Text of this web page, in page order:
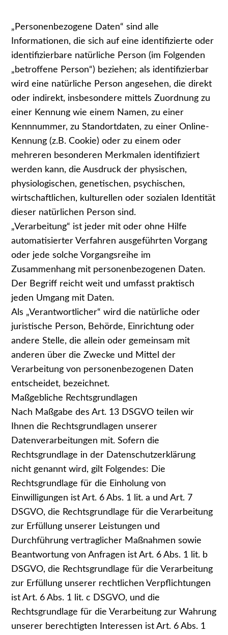
„Personenbezogene Daten“ sind alle
Informationen, die sich auf eine identifizierte oder
identifizierbare natürliche Person (im Folgenden
„betroffene Person“) beziehen; als identifizierbar
wird eine natürliche Person angesehen, die direkt
oder indirekt, insbesondere mittels Zuordnung zu
einer Kennung wie einem Namen, zu einer
Kennnummer, zu Standortdaten, zu einer Online-
Kennung (z.B. Cookie) oder zu einem oder
mehreren besonderen Merkmalen identifiziert
werden kann, die Ausdruck der physischen,
physiologischen, genetischen, psychischen,
wirtschaftlichen, kulturellen oder sozialen Identität
dieser natürlichen Person sind.
„Verarbeitung“ ist jeder mit oder ohne Hilfe
automatisierter Verfahren ausgeführten Vorgang
oder jede solche Vorgangsreihe im
Zusammenhang mit personenbezogenen Daten.
Der Begriff reicht weit und umfasst praktisch
jeden Umgang mit Daten.
Als „Verantwortlicher“ wird die natürliche oder
juristische Person, Behörde, Einrichtung oder
andere Stelle, die allein oder gemeinsam mit
anderen über die Zwecke und Mittel der
Verarbeitung von personenbezogenen Daten
entscheidet, bezeichnet.
Maßgebliche Rechtsgrundlagen
Nach Maßgabe des Art. 13 DSGVO teilen wir
Ihnen die Rechtsgrundlagen unserer
Datenverarbeitungen mit. Sofern die
Rechtsgrundlage in der Datenschutzerklärung
nicht genannt wird, gilt Folgendes: Die
Rechtsgrundlage für die Einholung von
Einwilligungen ist Art. 6 Abs. 1 lit. a und Art. 7
DSGVO, die Rechtsgrundlage für die Verarbeitung
zur Erfüllung unserer Leistungen und
Durchführung vertraglicher Maßnahmen sowie
Beantwortung von Anfragen ist Art. 6 Abs. 1 lit. b
DSGVO, die Rechtsgrundlage für die Verarbeitung
zur Erfüllung unserer rechtlichen Verpflichtungen
ist Art. 6 Abs. 1 lit. c DSGVO, und die
Rechtsgrundlage für die Verarbeitung zur Wahrung
unserer berechtigten Interessen ist Art. 6 Abs. 1